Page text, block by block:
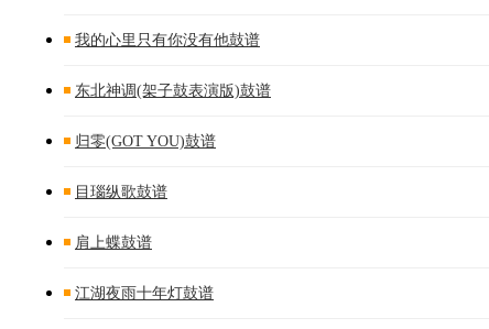
我的心里只有你没有他鼓谱
东北神调(架子鼓表演版)鼓谱
归零(GOT YOU)鼓谱
目瑙纵歌鼓谱
肩上蝶鼓谱
江湖夜雨十年灯鼓谱